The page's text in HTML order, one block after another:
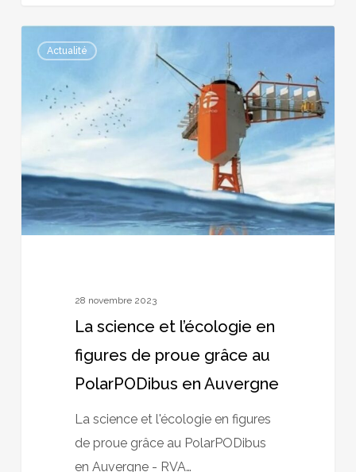
science
l’écologie
figures
de
proue
grâce
Auvergne
Actualité
28 novembre 2023
La science et l’écologie en
figures de proue grâce au
PolarPODibus en Auvergne
La science et l'écologie en figures
de proue grâce au PolarPODibus
en Auvergne - RVA…